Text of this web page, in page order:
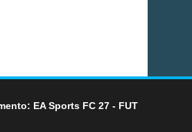
EA Sports FC 27 - FUT